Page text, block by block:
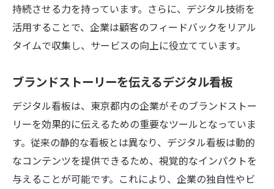
持続させる力を持っています。さらに、デジタル技術を
活用することで、企業は顧客のフィードバックをリアル
タイムで収集し、サービスの向上に役立てています。
ブランドストーリーを伝えるデジタル看板
デジタル看板は、東京都内の企業がそのブランドストー
リーを効果的に伝えるための重要なツールとなっていま
す。従来の静的な看板とは異なり、デジタル看板は動的
なコンテンツを提供できるため、視覚的なインパクトを
与えることが可能です。これにより、企業の独自性やビ